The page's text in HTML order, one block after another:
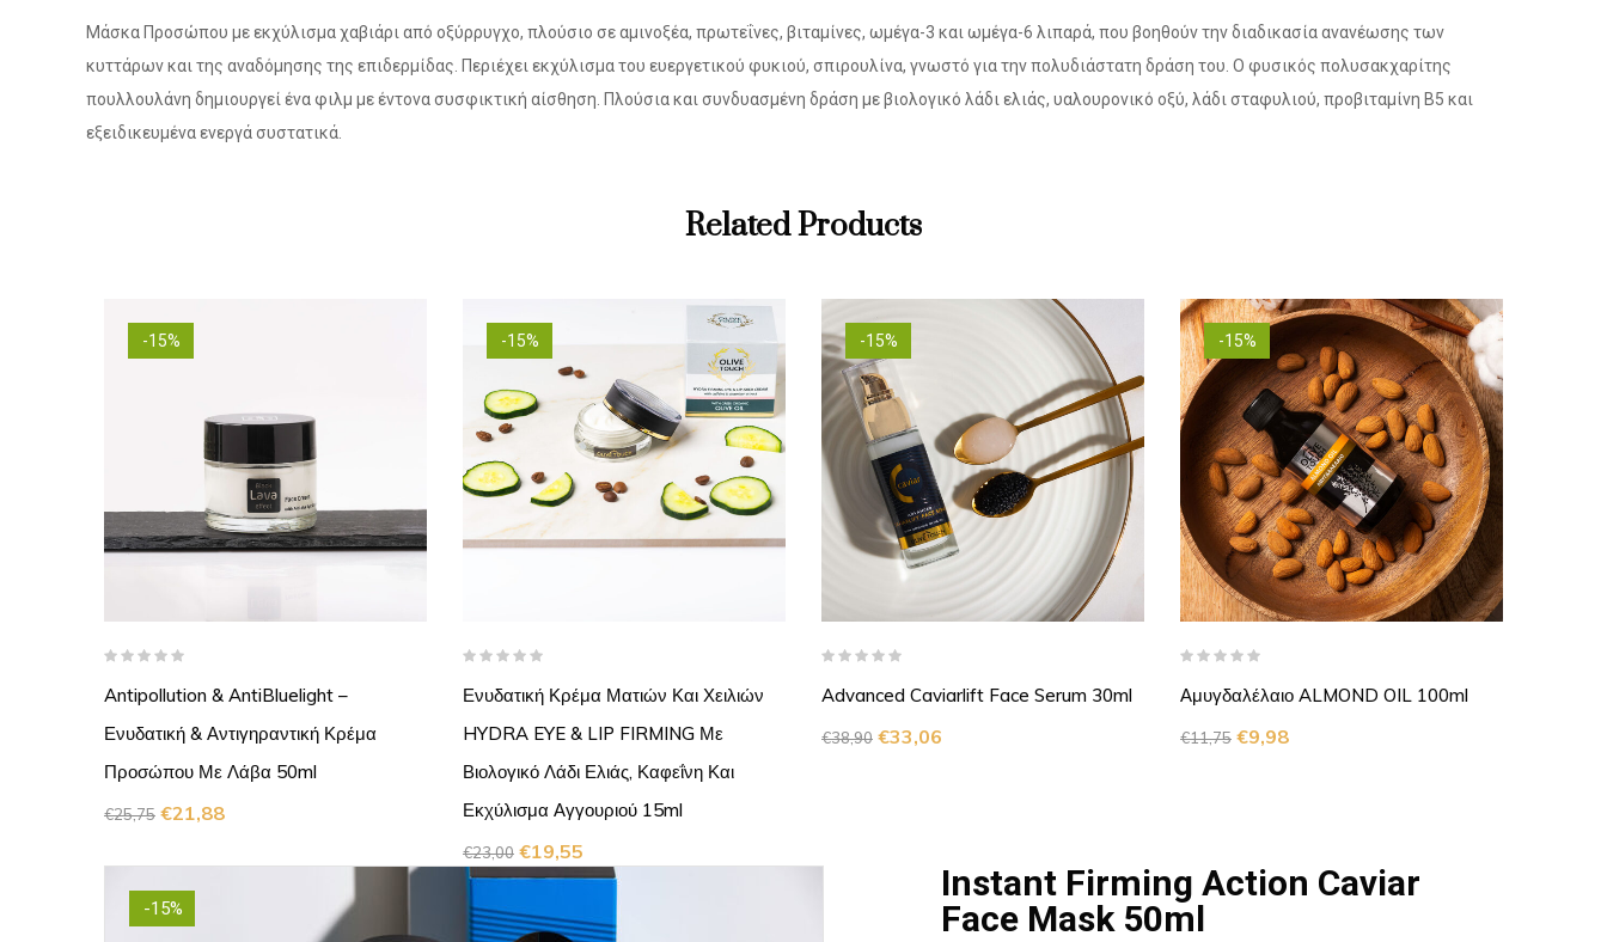
Μάσκα Προσώπου με εκχύλισμα χαβιάρι από οξύρρυγχο, πλούσιο σε αμινοξέα, πρωτεΐνες, βιταμίνες, ωμέγα-3 και ωμέγα-6 λιπαρά, που βοηθούν την διαδικασία ανανέωσης των
κυττάρων και της αναδόμησης της επιδερμίδας. Περιέχει εκχύλισμα του ευεργετικού φυκιού, σπιρουλίνα, γνωστό για την πολυδιάστατη δράση του. Ο φυσικός πολυσακχαρίτης
πουλλουλάνη δημιουργεί ένα φιλμ με έντονα συσφικτική αίσθηση. Πλούσια και συνδυασμένη δράση με βιολογικό λάδι ελιάς, υαλουρονικό οξύ, λάδι σταφυλιού, προβιταμίνη Β5 και
εξειδικευμένα ενεργά συστατικά.
Related Products
-15%
Antipollution & AntiBluelight –
Ενυδατική & Αντιγηραντική Κρέμα
Προσώπου Με Λάβα 50ml
€25,75 €21,88
-15%
Ενυδατική Κρέμα Ματιών Και Χειλιών
HYDRA EYE & LIP FIRMING Με
Βιολογικό Λάδι Ελιάς, Καφεΐνη Και
Εκχύλισμα Αγγουριού 15ml
€23,00 €19,55
-15%
Advanced Caviarlift Face Serum 30ml
€38,90 €33,06
-15%
Αμυγδαλέλαιο ALMOND OIL 100ml
€11,75 €9,98
-15%
Instant Firming Action Caviar
Face Mask 50ml